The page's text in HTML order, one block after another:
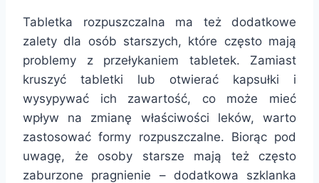
Tabletka rozpuszczalna ma też dodatkowe
zalety dla osób starszych, które często mają
problemy z przełykaniem tabletek. Zamiast
kruszyć tabletki lub otwierać kapsułki i
wysypywać ich zawartość, co może mieć
wpływ na zmianę właściwości leków, warto
zastosować formy rozpuszczalne. Biorąc pod
uwagę, że osoby starsze mają też często
zaburzone pragnienie – dodatkowa szklanka